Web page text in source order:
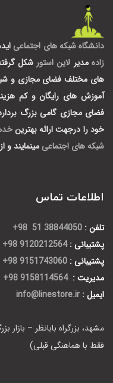
دانشگاه شبکه های اجتماعی
زاده مدیر لاین استورشکل
های مختلف فضای مجازی و شبکه
آموزش های رایگان و کم
فضای مجازی گامی بزرگ
خود را درجهت ارائه بهترین
شبکه های اجتماعی مینمایند
اطلاعات تماس
تلفن : 38844050 51 98+
پشتیبانی : 9120212564 98+
پشتیبانی : 9151743060 98+
مدیریت : 9158114564 98+
ایمیل : info@linestore.ir
فقط با هماهنگی قبلی)